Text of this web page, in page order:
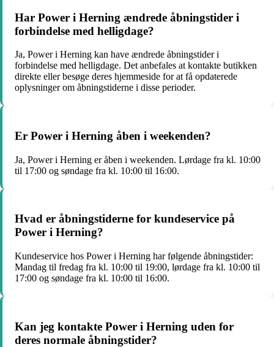
Har Power i Herning ændrede åbningstider i
forbindelse med helligdage?
Ja, Power i Herning kan have ændrede åbningstider i
forbindelse med helligdage. Det anbefales at kontakte butikken
direkte eller besøge deres hjemmeside for at få opdaterede
oplysninger om åbningstiderne i disse perioder.
Er Power i Herning åben i weekenden?
Ja, Power i Herning er åben i weekenden. Lørdage fra kl. 10:00
til 17:00 og søndage fra kl. 10:00 til 16:00.
Hvad er åbningstiderne for kundeservice på
Power i Herning?
Kundeservice hos Power i Herning har følgende åbningstider:
Mandag til fredag fra kl. 10:00 til 19:00, lørdage fra kl. 10:00 til
17:00 og søndage fra kl. 10:00 til 16:00.
Kan jeg kontakte Power i Herning uden for
deres normale åbningstider?